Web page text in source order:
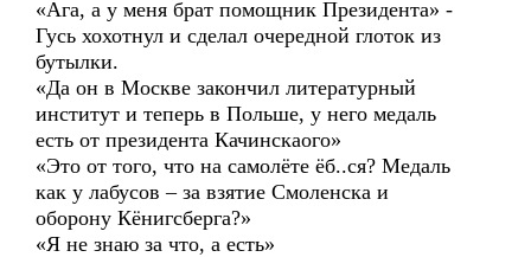
«Ага, а у меня брат помощник Президента» -
Гусь хохотнул и сделал очередной глоток из
бутылки.
«Да он в Москве закончил литературный
институт и теперь в Польше, у него медаль
есть от президента Качинскаого»
«Это от того, что на самолёте ёб..ся? Медаль
как у лабусов – за взятие Смоленска и
оборону Кёнигсберга?»
«Я не знаю за что, а есть»